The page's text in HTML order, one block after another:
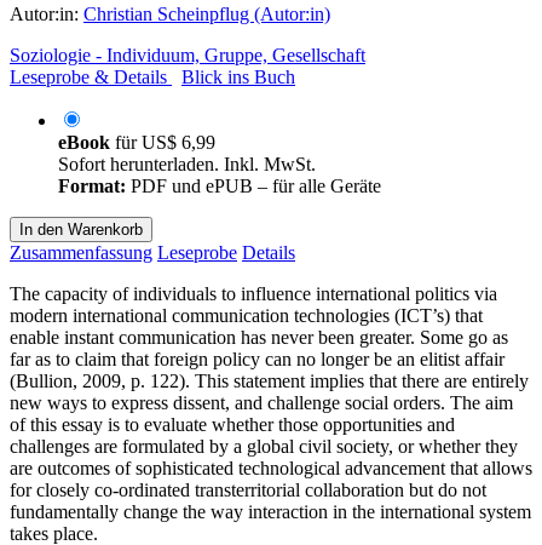
Autor:in: Christian Scheinpflug (Autor:in)
Soziologie - Individuum, Gruppe, Gesellschaft
Leseprobe & Details
Blick ins Buch
eBook fürUS$ 6,99
Sofort herunterladen. Inkl. MwSt.
Format: PDF und ePUB – für alle Geräte
In den Warenkorb
Zusammenfassung Leseprobe Details
The capacity of individuals to influence international politics via
modern international communication technologies (ICT’s) that
enable instant communication has never been greater. Some go as
far as to claim that foreign policy can no longer be an elitist affair
(Bullion, 2009, p. 122). This statement implies that there are entirely
new ways to express dissent, and challenge social orders. The aim
of this essay is to evaluate whether those opportunities and
challenges are formulated by a global civil society, or whether they
are outcomes of sophisticated technological advancement that allows
for closely co-ordinated transterritorial collaboration but do not
fundamentally change the way interaction in the international system
takes place.